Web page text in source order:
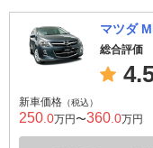
マツダ
総合評価
新車価格 （税込）
250 .0万円〜360 .0万円